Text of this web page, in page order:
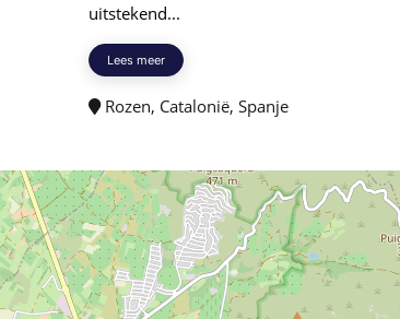
uitstekend...
Lees meer
Rozen, Catalonië, Spanje